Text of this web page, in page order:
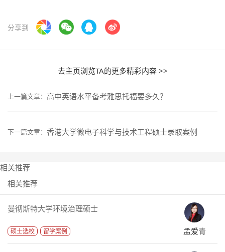
分享到
去主页浏览TA的更多精彩内容 >>
上一篇文章： 高中英语水平备考雅思托福要多久？
下一篇文章： 香港大学微电子科学与技术工程硕士录取案例
相关推荐
相关推荐
曼彻斯特大学环境治理硕士
硕士选校 留学案例 孟爱青